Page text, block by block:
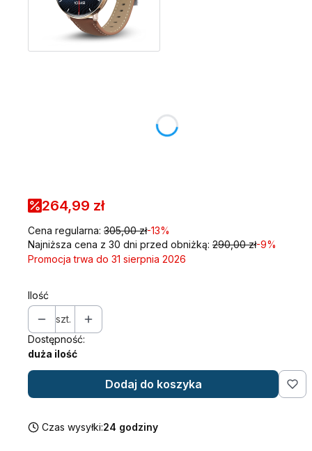
Dodać zasilacz sieciowy 5V/1A USB do ładowania
264,99 zł
Cena regularna: 305,00 zł-13%
Najniższa cena z 30 dni przed obniżką: 290,00 zł-9%
Promocja trwa do 31 sierpnia 2026
Ilość
szt.
Dostępność:
duża ilość
Dodaj do koszyka
Czas wysyłki:24 godziny